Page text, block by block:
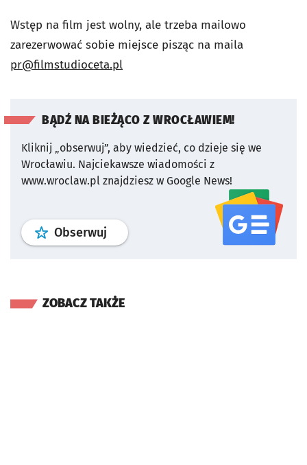
Wstęp na film jest wolny, ale trzeba mailowo
zarezerwować sobie miejsce pisząc na maila
pr@filmstudioceta.pl
BĄDŹ NA BIEŻĄCO Z WROCŁAWIEM!
Kliknij „obserwuj”, aby wiedzieć, co dzieje się we
Wrocławiu. Najciekawsze wiadomości z
www.wroclaw.pl znajdziesz w Google News!
Obserwuj profil serwisu
ZOBACZ TAKŻE